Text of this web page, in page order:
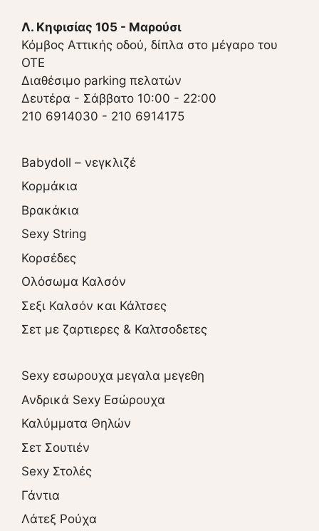
Λ. Κηφισίας 105 - Μαρούσι
Κόμβος Αττικής οδού, δίπλα στο μέγαρο του
ΟΤΕ
Διαθέσιμο parking πελατών
Δευτέρα - Σάββατο 10:00 - 22:00
210 6914030 - 210 6914175
Babydoll – νεγκλιζέ
Κορμάκια
Βρακάκια
Sexy String
Κορσέδες
Ολόσωμα Καλσόν
Σεξι Καλσόν και Κάλτσες
Σετ με ζαρτιερες & Καλτσοδετες
Sexy εσωρουχα μεγαλα μεγεθη
Ανδρικά Sexy Εσώρουχα
Καλύμματα Θηλών
Σετ Σουτιέν
Sexy Στολές
Γάντια
Λάτεξ Ρούχα